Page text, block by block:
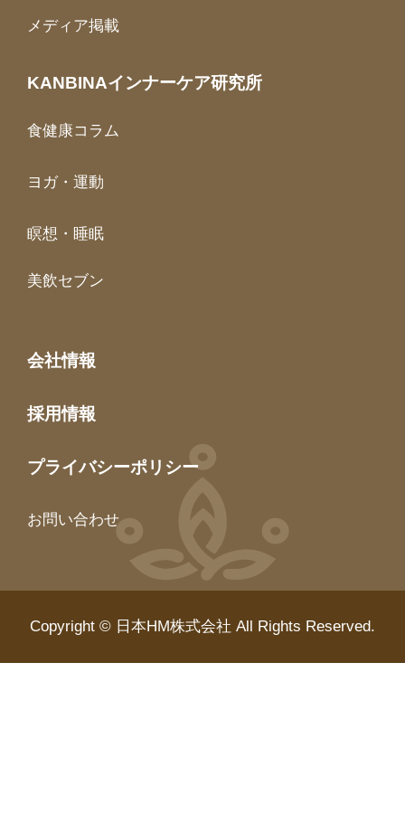
メディア掲載
KANBINAインナーケア研究所
食健康コラム
ヨガ・運動
瞑想・睡眠
美飲セブン
会社情報
採用情報
プライバシーポリシー
お問い合わせ
Copyright © 日本HM株式会社 All Rights Reserved.